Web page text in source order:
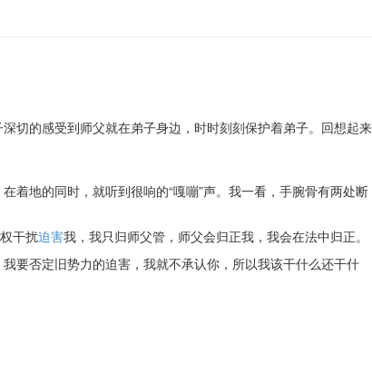
切的感受到师父就在弟子身边，时时刻刻保护着弟子。回想起来
着地的同时，就听到很响的“嘎嘣”声。我一看，手腕骨有两处断
干扰迫害我，我只归师父管，师父会归正我，我会在法中归正。
要否定旧势力的迫害，我就不承认你，所以我该干什么还干什